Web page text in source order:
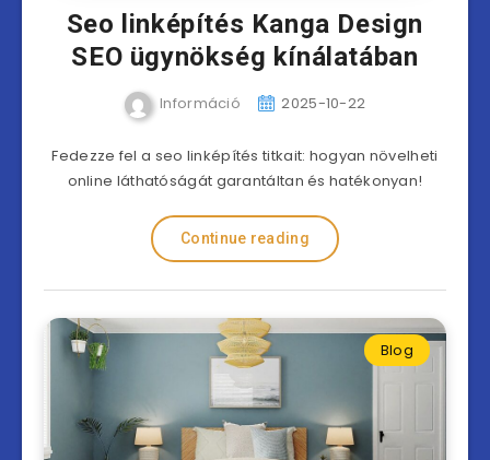
Seo linképítés Kanga Design
SEO ügynökség kínálatában
Információ 2025-10-22
Fedezze fel a seo linképítés titkait: hogyan növelheti
online láthatóságát garantáltan és hatékonyan!
Continue reading
Blog